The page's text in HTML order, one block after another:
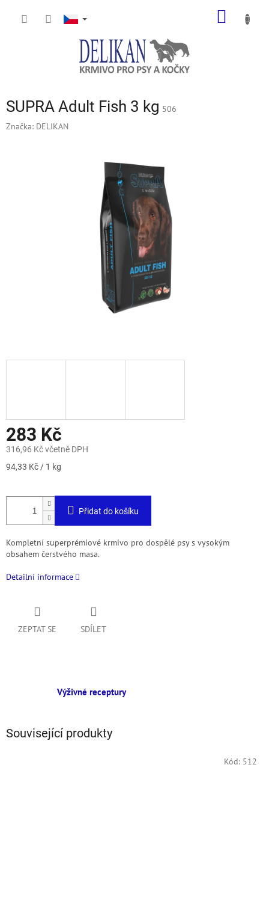
SUPRA Adult Fish 3 kg 506
Značka: DELIKAN
283 Kč
316,96 Kč včetně DPH
Měrná
94,33 Kč / 1 kg
Přidat do košíku
Kompletní superprémiové krmivo pro dospělé psy s vysokým
obsahem čerstvého masa.
Detailní informace
ZEPTAT SE SDÍLET
Výživné receptury
Související produkty
Kód: 512